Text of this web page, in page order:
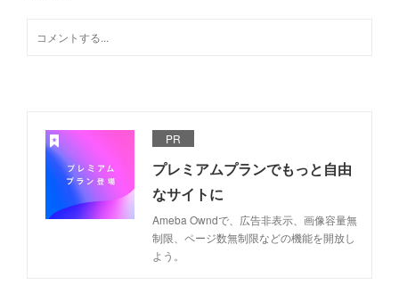
PR
プレミアムプランでもっと自由
なサイトに
Ameba Owndで、広告非表示、画像容量無
制限、ページ数無制限などの機能を開放し
よう。